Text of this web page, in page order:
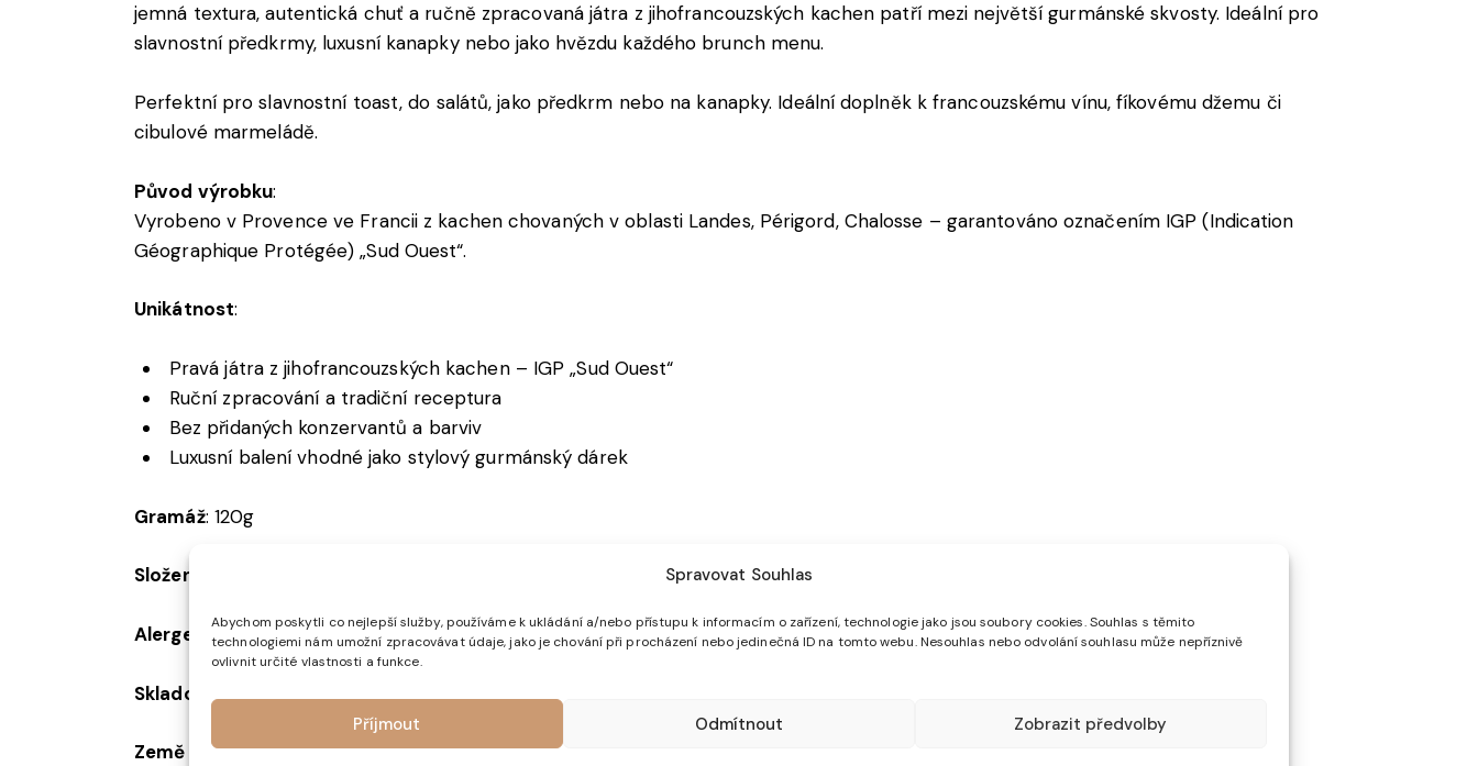
Spravovat Souhlas
Abychom poskytli co nejlepší služby, používáme k ukládání a/nebo přístupu k informacím o zařízení, technologie jako jsou soubory cookies. Souhlas s těmito
technologiemi nám umožní zpracovávat údaje, jako je chování při procházení nebo jedinečná ID na tomto webu. Nesouhlas nebo odvolání souhlasu může nepříznivě
ovlivnit určité vlastnosti a funkce.
Příjmout Odmítnout Zobrazit předvolby
jemná textura, autentická chuť a ručně zpracovaná játra z jihofrancouzských kachen patří mezi největší gurmánské skvosty. Ideální pro
slavnostní předkrmy, luxusní kanapky nebo jako hvězdu každého brunch menu.
Perfektní pro slavnostní toast, do salátů, jako předkrm nebo na kanapky. Ideální doplněk k francouzskému vínu, fíkovému džemu či
cibulové marmeládě.
Původ výrobku:
Vyrobeno v Provence ve Francii z kachen chovaných v oblasti Landes, Périgord, Chalosse – garantováno označením IGP (Indication
Géographique Protégée) „Sud Ouest“.
Unikátnost:
Pravá játra z jihofrancouzských kachen – IGP „Sud Ouest“
Ruční zpracování a tradiční receptura
Bez přidaných konzervantů a barviv
Luxusní balení vhodné jako stylový gurmánský dárek
Gramáž: 120g
Složení 99 % kachní foie gras (certifikováno CHZO SO), sůl, pepř, koření.
Alergeny: –
Skladování:Po otevření uchovávejte v chladničce a spotřebujte do 48 hodin.
Země původu a výroby: Francie.